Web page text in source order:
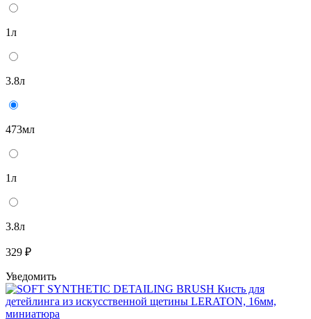
1л
3.8л
473мл
1л
3.8л
329 ₽
Уведомить